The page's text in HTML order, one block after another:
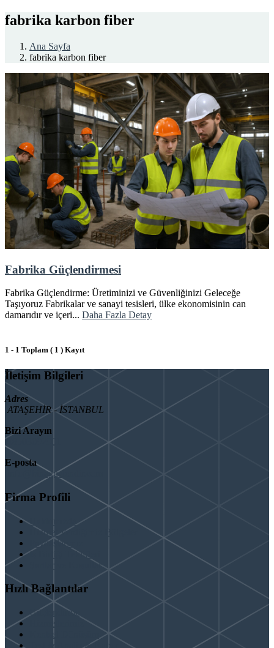
fabrika karbon fiber
Ana Sayfa
fabrika karbon fiber
Fabrika Güçlendirmesi
Fabrika Güçlendirme: Üretiminizi ve Güvenliğinizi Geleceğe
Taşıyoruz Fabrikalar ve sanayi tesisleri, ülke ekonomisinin can
damarıdır ve içeri... Daha Fazla Detay
1 - 1 Toplam ( 1 ) Kayıt
İletişim Bilgileri
Adres
ATAŞEHİR - İSTANBUL
Bizi Arayın
E-posta
info@binaguclendir.com
Firma Profili
Hakkımızda
Hizmet Verdiğimiz Bölgeler
Paydaşlarımız
İş Birliği Teklifleri
Şartlar ve Koşullar
Hızlı Bağlantılar
Güçlendirme
Hizmetlerimiz
Test & Analiz & Rapor